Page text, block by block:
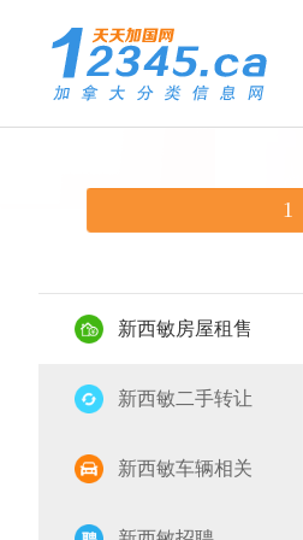
1
新西敏房屋租售
新西敏二手转让
新西敏车辆相关